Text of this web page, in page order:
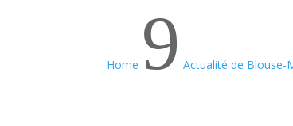
Home 9 Actualité de Blouse-